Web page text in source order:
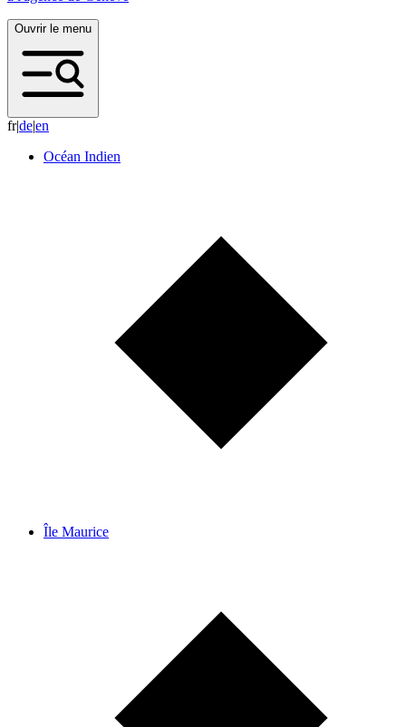
Ouvrir le menu
fr|de|en
Océan Indien
Île Maurice